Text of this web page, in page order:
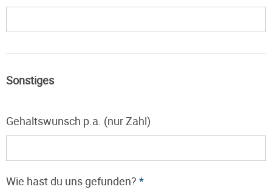
Sonstiges
Gehaltswunsch p.a. (nur Zahl)
Wie hast du uns gefunden? *